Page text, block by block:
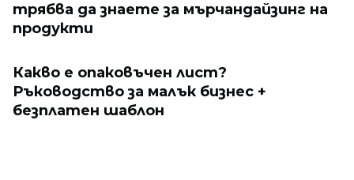
трябва да знаете за мърчандайзинг на
продукти
Какво е опаковъчен лист?
Ръководство за малък бизнес +
безплатен шаблон